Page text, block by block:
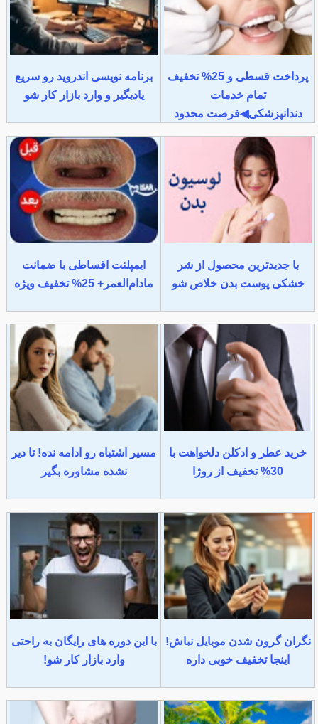
پرداخت قسطی و 25% تخفیف
تمام خدمات
دندانپزشکی◀فرصت محدود
برنامه نویسی اندروید رو سریع
یادبگیر و وارد بازار کار شو
با جدیدترین محصول از شر
خشکی پوست بدن خلاص شو
ایمپلنت اقساطی با ضمانت
مادام‌العمر+ 25% تخفیف ویژه
خرید عطر و ادکلن دلخواهت با
30% تخفیف از روژا
مسیر اشتباه رو ادامه نده! تا دیر
نشده مشاوره بگیر
نگران گرون شدن موبایل نباش!
اینجا تخفیف خوبی داره
با این دوره های رایگان به راحتی
وارد بازار کار شو!